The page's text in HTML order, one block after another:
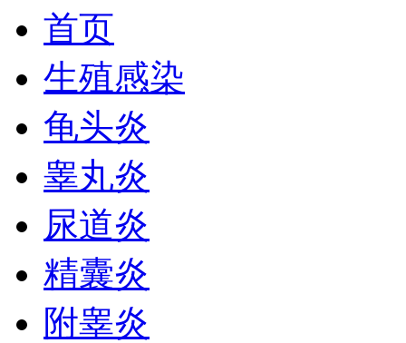
首页
生殖感染
龟头炎
睾丸炎
尿道炎
精囊炎
附睾炎